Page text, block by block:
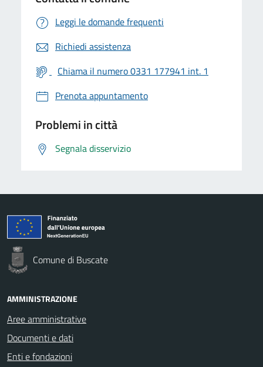
Leggi le domande frequenti
Richiedi assistenza
Chiama il numero 0331 177941 int. 1
Prenota appuntamento
Problemi in città
Segnala disservizio
Comune di Buscate
AMMINISTRAZIONE
Aree amministrative
Documenti e dati
Enti e fondazioni